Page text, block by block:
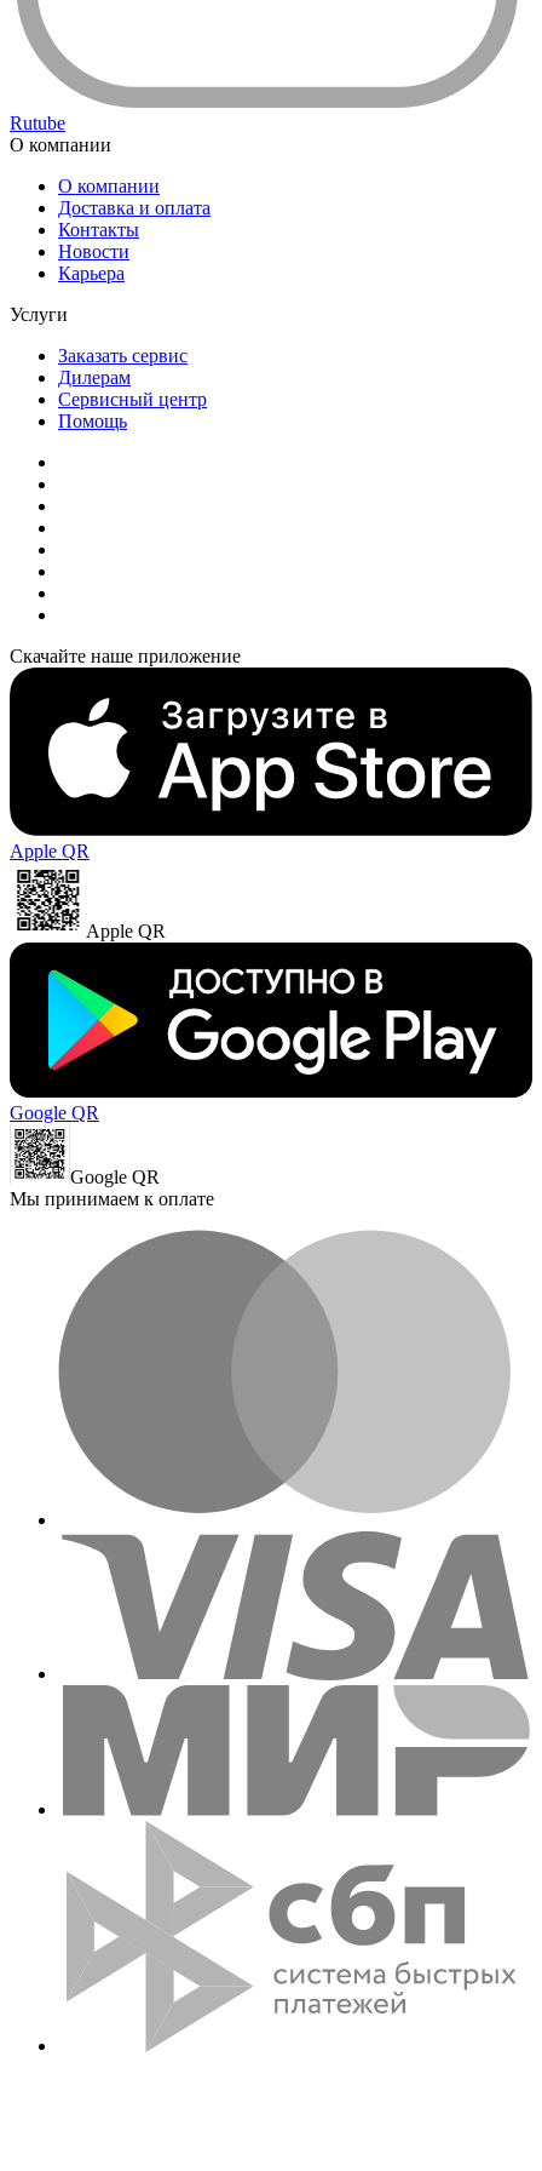
Rutube
О компании
О компании
Доставка и оплата
Контакты
Новости
Карьера
Услуги
Заказать сервис
Дилерам
Сервисный центр
Помощь
Скачайте наше приложение
Apple QR
Apple QR
Google QR
Google QR
Мы принимаем к оплате